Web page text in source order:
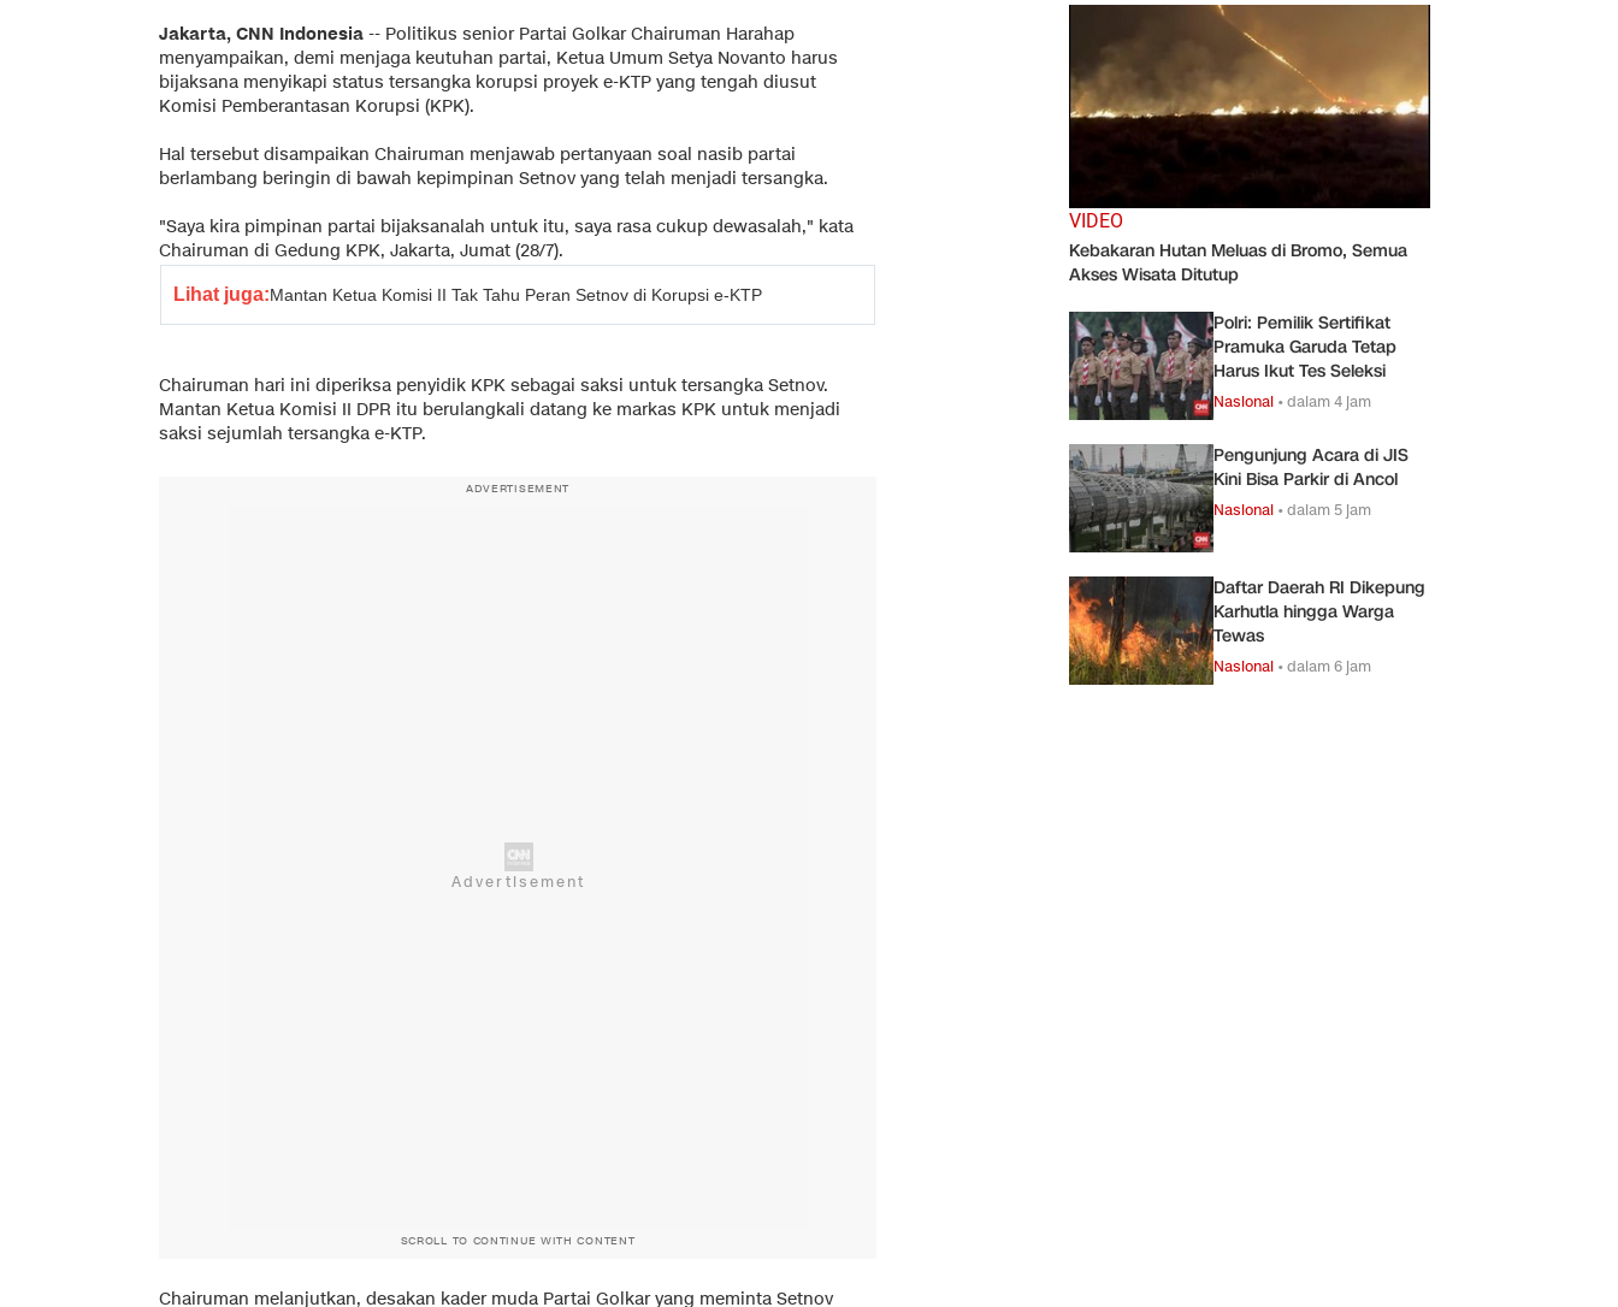
Jakarta, CNN Indonesia -- Politikus senior Partai Golkar Chairuman Harahap
menyampaikan, demi menjaga keutuhan partai, Ketua Umum Setya Novanto harus
bijaksana menyikapi status tersangka korupsi proyek e-KTP yang tengah diusut
Komisi Pemberantasan Korupsi (KPK).
Hal tersebut disampaikan Chairuman menjawab pertanyaan soal nasib partai
berlambang beringin di bawah kepimpinan Setnov yang telah menjadi tersangka.
"Saya kira pimpinan partai bijaksanalah untuk itu, saya rasa cukup dewasalah," kata
Chairuman di Gedung KPK, Jakarta, Jumat (28/7).
Lihat juga:Mantan Ketua Komisi II Tak Tahu Peran Setnov di Korupsi e-KTP
Chairuman hari ini diperiksa penyidik KPK sebagai saksi untuk tersangka Setnov.
Mantan Ketua Komisi II DPR itu berulangkali datang ke markas KPK untuk menjadi
saksi sejumlah tersangka e-KTP.
ADVERTISEMENT
SCROLL TO CONTINUE WITH CONTENT
Chairuman melanjutkan, desakan kader muda Partai Golkar yang meminta Setnov
VIDEO
Kebakaran Hutan Meluas di Bromo, Semua
Akses Wisata Ditutup
Polri: Pemilik Sertifikat
Pramuka Garuda Tetap
Harus Ikut Tes Seleksi
Nasional •dalam 4 jam
Pengunjung Acara di JIS
Kini Bisa Parkir di Ancol
Nasional •dalam 5 jam
Daftar Daerah RI Dikepung
Karhutla hingga Warga
Tewas
Nasional •dalam 6 jam